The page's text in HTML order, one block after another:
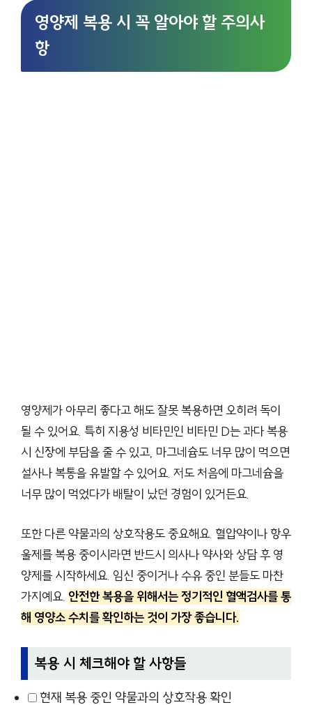
영양제 복용 시 꼭 알아야 할 주의사
항
영양제가 아무리 좋다고 해도 잘못 복용하면 오히려 독이
될 수 있어요. 특히 지용성 비타민인 비타민 D는 과다 복용
시 신장에 부담을 줄 수 있고, 마그네슘도 너무 많이 먹으면
설사나 복통을 유발할 수 있어요. 저도 처음에 마그네슘을
너무 많이 먹었다가 배탈이 났던 경험이 있거든요.
또한 다른 약물과의 상호작용도 중요해요. 혈압약이나 항우
울제를 복용 중이시라면 반드시 의사나 약사와 상담 후 영
양제를 시작하세요. 임신 중이거나 수유 중인 분들도 마찬
가지예요. 안전한 복용을 위해서는 정기적인 혈액검사를 통
해 영양소 수치를 확인하는 것이 가장 좋습니다.
복용 시 체크해야 할 사항들
현재 복용 중인 약물과의 상호작용 확인